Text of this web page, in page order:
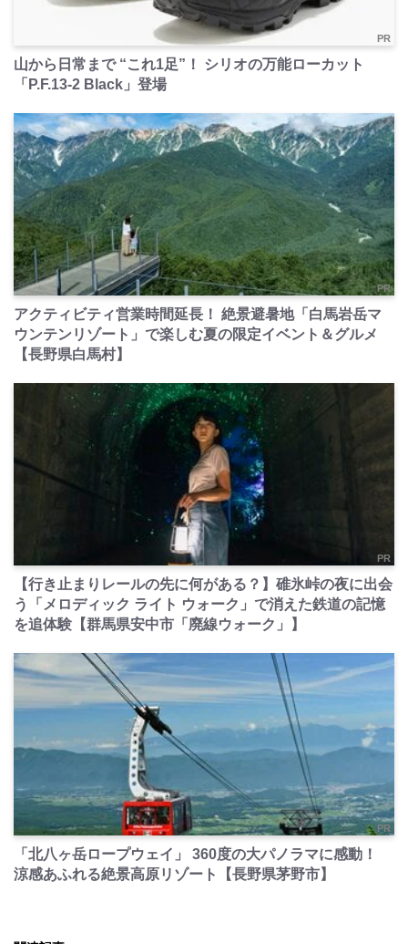
PR
山から日常まで “これ1足”！ シリオの万能ローカット
「P.F.13-2 Black」登場
PR
アクティビティ営業時間延長！ 絶景避暑地「白馬岩岳マ
ウンテンリゾート」で楽しむ夏の限定イベント＆グルメ
【長野県白馬村】
PR
【行き止まりレールの先に何がある？】碓氷峠の夜に出会
う「メロディック ライト ウォーク」で消えた鉄道の記憶
を追体験【群馬県安中市「廃線ウォーク」】
PR
「北八ヶ岳ロープウェイ」 360度の大パノラマに感動！
涼感あふれる絶景高原リゾート【長野県茅野市】